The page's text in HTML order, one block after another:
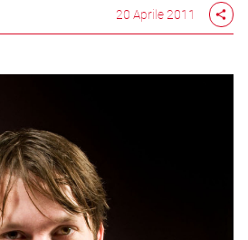
20 Aprile 2011 share